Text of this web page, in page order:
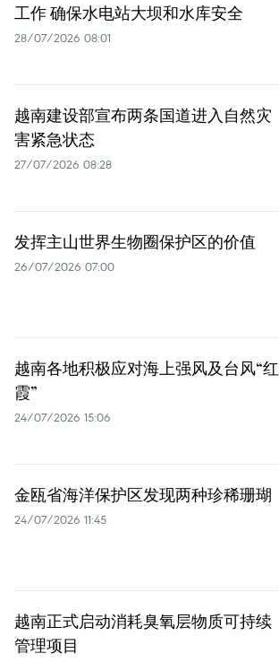
工作 确保水电站大坝和水库安全
28/07/2026 08:01
越南建设部宣布两条国道进入自然灾
害紧急状态
27/07/2026 08:28
发挥主山世界生物圈保护区的价值
26/07/2026 07:00
越南各地积极应对海上强风及台风“红
霞”
24/07/2026 15:06
金瓯省海洋保护区发现两种珍稀珊瑚
24/07/2026 11:45
越南正式启动消耗臭氧层物质可持续
管理项目